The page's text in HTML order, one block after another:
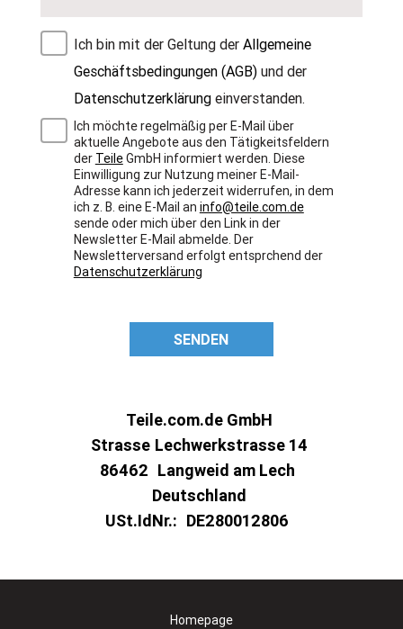
Ich bin mit der Geltung der Allgemeine
Geschäftsbedingungen (AGB)und der
Datenschutzerklärungeinverstanden.
Ich möchte regelmäßig per E-Mail über
aktuelle Angebote aus den Tätigkeitsfeldern
der TeileGmbH informiert werden. Diese
Einwilligung zur Nutzung meiner E-Mail-
Adresse kann ich jederzeit widerrufen, in dem
ich z. B. eine E-Mail an info@teile.com.de
sende oder mich über den Link in der
Newsletter E-Mail abmelde. Der
Newsletterversand erfolgt entsprchend der
Datenschutzerklärung
SENDEN
Teile.com.de GmbH
Strasse Lechwerkstrasse 14
86462 Langweid am Lech
Deutschland
USt.IdNr.: DE280012806
Homepage